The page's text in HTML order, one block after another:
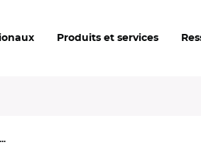
Produits et services